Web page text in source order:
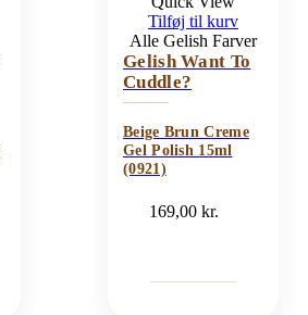
Tilføj til kurv
Alle Gelish Farver
Gelish Want To
Cuddle?
Beige Brun Creme
Gel Polish 15ml
(0921)
169,00kr.